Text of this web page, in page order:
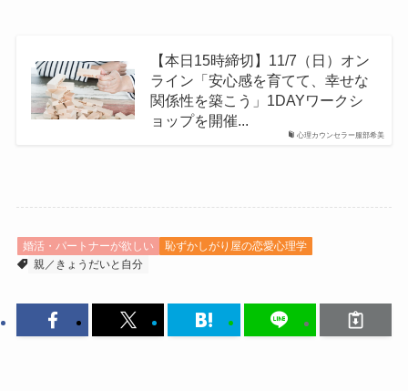
心理カウンセラー服部希美
【本日15時締切】11/7（日）オン
ライン「安心感を育てて、幸せな
関係性を築こう」1DAYワークシ
ョップを開催...
婚活・パートナーが欲しい
恥ずかしがり屋の恋愛心理学
親／きょうだいと自分